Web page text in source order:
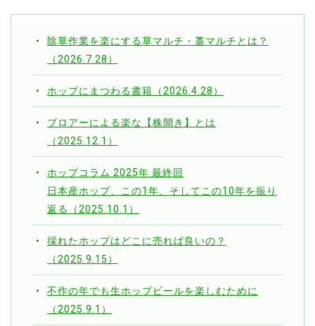
除草作業を楽にする草マルチ・藁マルチとは？
（2026.7.28）
ホップにまつわる書籍（2026.4.28）
ブロアーによる楽な【株開き】とは
（2025.12.1）
ホップコラム 2025年 最終回
日本産ホップ、この1年、そしてこの10年を振り
返る（2025.10.1）
採れたホップはどこに売れば良いの？
（2025.9.15）
不作の年でも生ホップビールを楽しむために
（2025.9.1）